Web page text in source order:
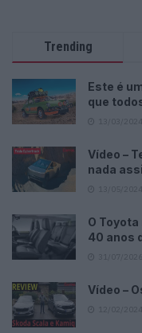
Trending
Este é
que
Vídeo –
nada
O
40 anos
Vídeo –